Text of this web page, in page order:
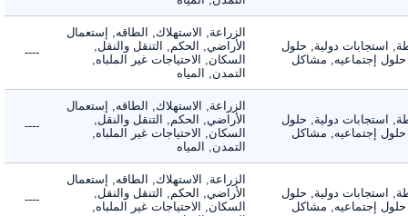
استجابات دولية, حلول
إجتماعيه, مشاكل
الزراعة, الاستهلاك, الطاقه, إستعمال
الأراضي, الحكم, التنقل والنقل,
السكان, الاحتياجات غير الملباه,
التمدن, المياه
----
استجابات دولية, حلول
إجتماعيه, مشاكل
الزراعة, الاستهلاك, الطاقه, إستعمال
الأراضي, الحكم, التنقل والنقل,
السكان, الاحتياجات غير الملباه,
التمدن, المياه
----
استجابات دولية, حلول
إجتماعيه, مشاكل
الزراعة, الاستهلاك, الطاقه, إستعمال
الأراضي, الحكم, التنقل والنقل,
السكان, الاحتياجات غير الملباه,
----